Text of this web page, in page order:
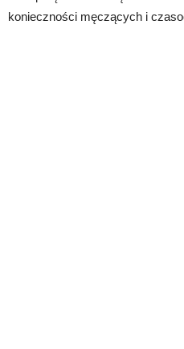
konieczności męczących i